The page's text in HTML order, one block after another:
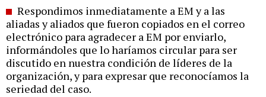
Respondimos inmediatamente a EM y a las
aliadas y aliados que fueron copiados en el correo
electrónico para agradecer a EM por enviarlo,
informándoles que lo haríamos circular para ser
discutido en nuestra condición de líderes de la
organización, y para expresar que reconocíamos la
seriedad del caso.